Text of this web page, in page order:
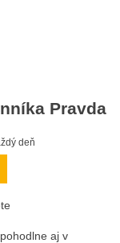
Pravda
deň
aj v